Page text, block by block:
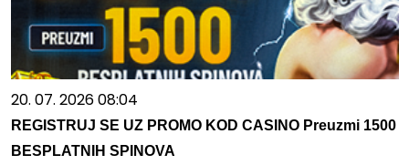
20. 07. 2026 08:04
REGISTRUJ SE UZ PROMO KOD CASINO Preuzmi 1500
BESPLATNIH SPINOVA